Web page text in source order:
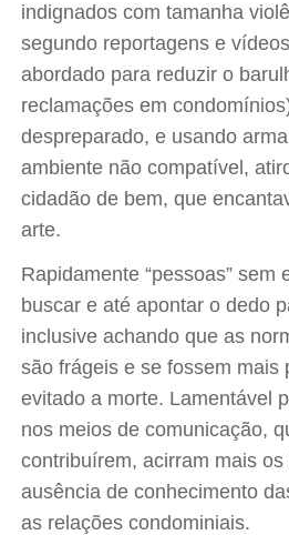
indignados com tamanha
segundo reportagens e
abordado para reduzir o
reclamações em
despreparado, e usando
ambiente não compatível,
cidadão de bem, que
arte.
Rapidamente “pessoas” sem
buscar e até apontar o dedo
inclusive achando que as
são frágeis e se fossem mais
evitado a morte. Lamentável
nos meios de comunicação,
contribuírem, acirram mais
ausência de conhecimento
as relações condominiais.